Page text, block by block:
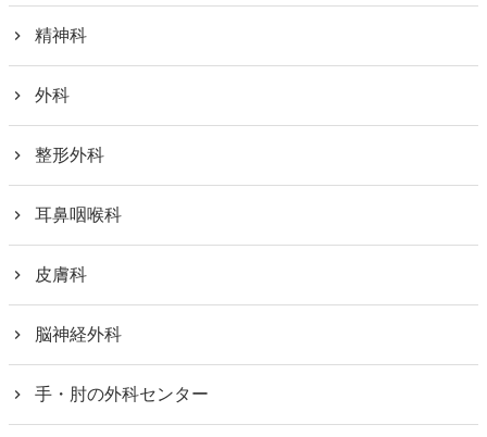
精神科
外科
整形外科
耳鼻咽喉科
皮膚科
脳神経外科
手・肘の外科センター